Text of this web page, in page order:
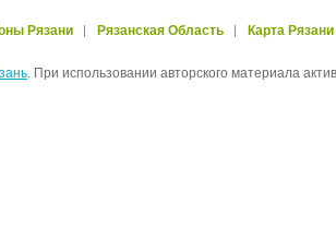
Рязани Рязанская Область Карта Рязани
. При использовании авторского материала